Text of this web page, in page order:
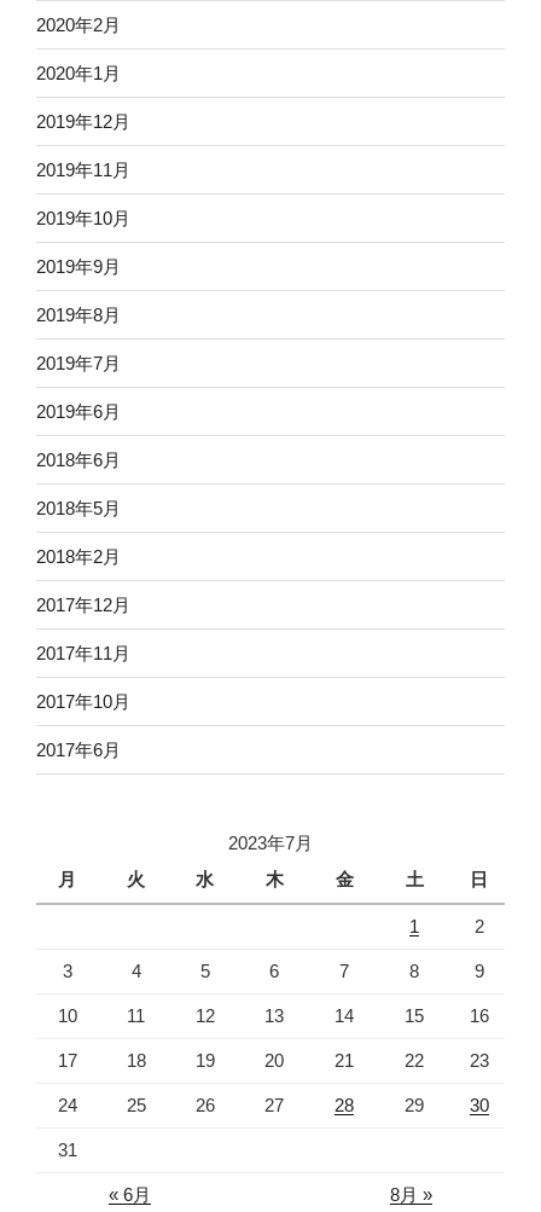
2020年2月
2020年1月
2019年12月
2019年11月
2019年10月
2019年9月
2019年8月
2019年7月
2019年6月
2018年6月
2018年5月
2018年2月
2017年12月
2017年11月
2017年10月
2017年6月
2023年7月
月
火 水 木 金 土 日
1 2
3 4 5 6 7 8 9
10 11 12 13 14 15 16
17 18 19 20 21 22 23
24 25 26 27 28 29 30
31
« 6月 8月 »